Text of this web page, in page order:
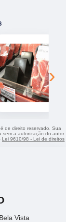
›
de direito reservado. Sua
a autorização do autor.
Lei 9610/98 - Lei de direitos
Vista